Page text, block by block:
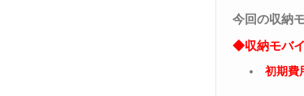
今回の収納
◆収納モバ
初期費